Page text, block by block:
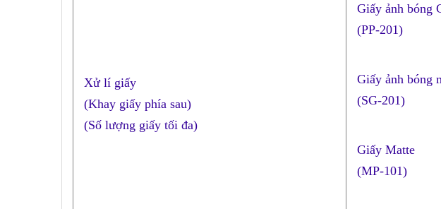
Xử lí giấy
(Khay giấy phía sau)
(Số lượng giấy tối đa)
Giấy ảnh bóng
(PP-201)
Giấy ảnh bóng
(SG-201)
Giấy Matte
(MP-101)